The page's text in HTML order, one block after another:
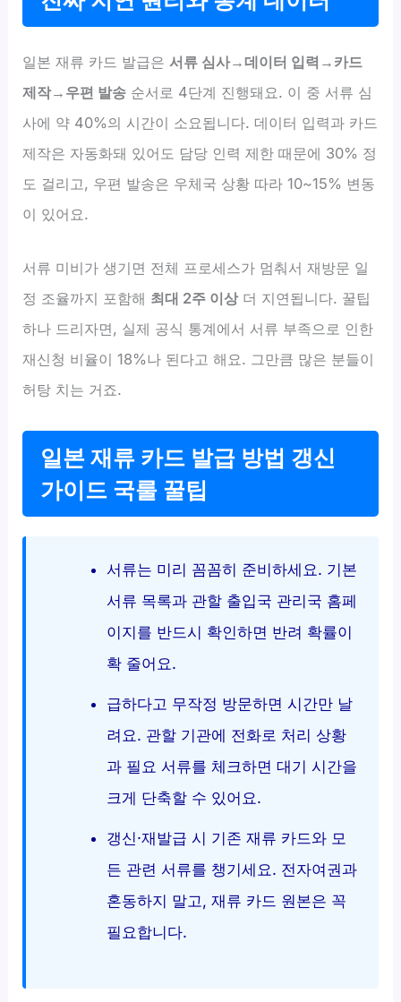
일본 재류 카드 발급은서류 심사→데이터 입력→카드
제작→우편 발송 순서로 4단계 진행돼요. 이 중 서류 심
사에 약 40%의 시간이 소요됩니다. 데이터 입력과 카드
제작은 자동화돼 있어도 담당 인력 제한 때문에 30% 정
도 걸리고, 우편 발송은 우체국 상황 따라 10~15% 변동
이 있어요.
서류 미비가 생기면 전체 프로세스가 멈춰서 재방문 일
정 조율까지 포함해 최대 2주 이상더 지연됩니다. 꿀팁
하나 드리자면, 실제 공식 통계에서 서류 부족으로 인한
재신청 비율이 18%나 된다고 해요. 그만큼 많은 분들이
허탕 치는 거죠.
일본 재류 카드 발급 방법 갱신
가이드 국룰 꿀팁
서류는 미리 꼼꼼히 준비하세요. 기본
서류 목록과 관할 출입국 관리국 홈페
이지를 반드시 확인하면 반려 확률이
확 줄어요.
급하다고 무작정 방문하면 시간만 날
려요. 관할 기관에 전화로 처리 상황
과 필요 서류를 체크하면 대기 시간을
크게 단축할 수 있어요.
갱신·재발급 시 기존 재류 카드와 모
든 관련 서류를 챙기세요. 전자여권과
혼동하지 말고, 재류 카드 원본은 꼭
필요합니다.